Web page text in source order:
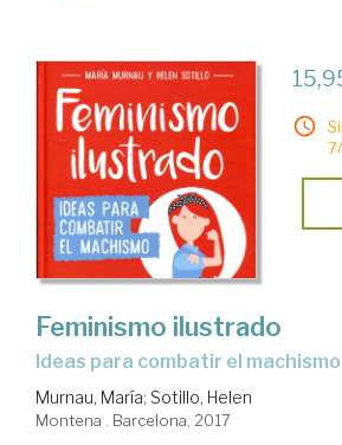
Feminismo ilustrado
ideas para combatir el machismo
Murnau, María; Sotillo, Helen
Montena . Barcelona, 2017